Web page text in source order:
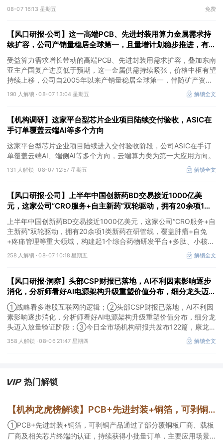
③AI服务器、机器人带动MLCC景气周期持续！这家公司扩产、涨
08-07 16:13 星期五 免费
【风口研报·公司】这一高端PCB、先进封装用算力金属需求持
续扩容，公司产销量稳居全球第一，且量增计划稳步推进，有望
充分受益价格上行
受益算力需求增长带动的高端PCB、先进封装用需求扩容，叠加东南
亚主产国复产进度低于预期，这一金属供需持续紧张，价格中枢有望
持续上移，公司自2005年以来产销量稳居全球第一，伴随矿产资源
产量增长与冶炼产能整合并举，公司市占率有望进一步提升，同时有
望充分受益金属价格上行。
190 人解锁 ·08-07 13:04 星期五 解锁全文
【机构调研】这家平台型芯片企业项目陆续交付验收，ASIC在
手订单覆盖云端AI等多个方向
这家平台型芯片企业项目陆续进入交付验收阶段，公司ASIC在手订
单覆盖云端AI、端侧AI等多个方向，云端算力类为第一大应用方向。
131 人解锁 ·08-07 12:57 星期五 解锁全文
【风口研报·公司】上半年中国创新药BD交易接近1000亿美
元，这家公司“CRO服务+自主新药”双轮驱动，拥有20余项1类
新药在研管线，覆盖肿瘤+自免+疼痛管理等重大领域
上半年中国创新药BD交易接近1000亿美元，这家公司“CRO服务+自
主新药”双轮驱动，拥有20余项1类新药在研管线，覆盖肿瘤+自免
+疼痛管理等重大领域，构建起1个综合药物研发平台+多肽、小核
酸、CGT、小分子4个创新技术平台，创新转型成果正逐步兑现。
258 人解锁 ·08-07 10:18 星期五 解锁全文
【风口研报·洞察】头部CSP财报已落地，AI不利因素影响逐步
消化，分析师看好AI电源架构升级重塑价值分布，细分龙头迈入
放量验证阶段；战略看多港股互联网的逻辑
①战略看多港股互联网的逻辑；②头部CSP财报已落地，AI不利因
素影响逐步消化，分析师看好AI电源架构升级重塑价值分布，细分龙
头迈入放量验证阶段；③今日全市场机构研报共发布122篇，康龙化
成、江淮汽车评级得到上调，9家公司获得首度覆盖，其中乔锋智能
获新财富分析师深度覆盖；④在个股机构关注度排行中，华峰化学
358 人解锁 ·08-06 21:47 星期四 解锁全文
热门解锁
【机构龙虎榜解读】PCB+先进封装+铜箔，可剥铜产品通过了部分覆铜板厂商、载板厂商及相关芯片终端的认证，持续获得小批量订单，主要应用场景包括芯片封装光模块用PCB，机构大额净买入这家公司
①PCB+先进封装+铜箔，可剥铜产品通过了部分覆铜板厂商、载板
厂商及相关芯片终端的认证，持续获得小批量订单，主要应用场景